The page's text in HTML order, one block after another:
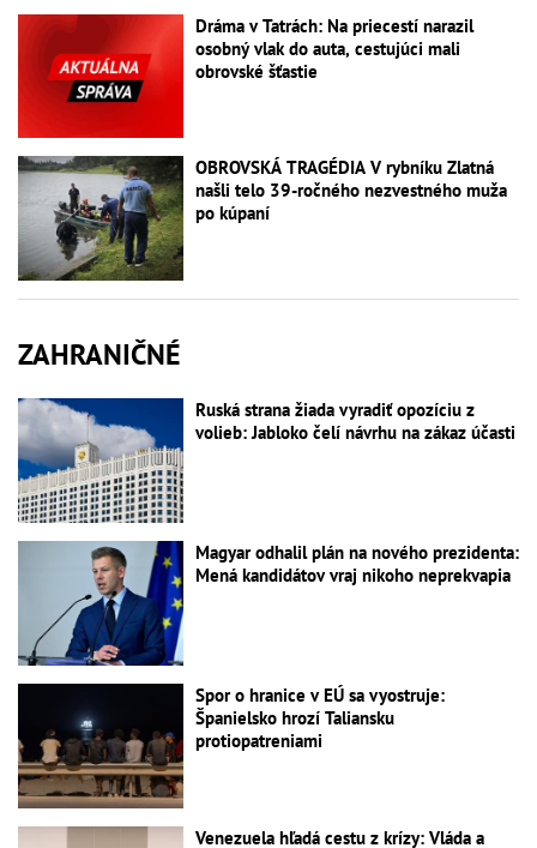
Dráma v Tatrách: Na priecestí narazil
osobný vlak do auta, cestujúci mali
obrovské šťastie
OBROVSKÁ TRAGÉDIA V rybníku Zlatná
našli telo 39-ročného nezvestného muža
po kúpaní
ZAHRANIČNÉ
Ruská strana žiada vyradiť opozíciu z
volieb: Jabloko čelí návrhu na zákaz účasti
Magyar odhalil plán na nového prezidenta:
Mená kandidátov vraj nikoho neprekvapia
Spor o hranice v EÚ sa vyostruje:
Španielsko hrozí Taliansku
protiopatreniami
Venezuela hľadá cestu z krízy: Vláda a